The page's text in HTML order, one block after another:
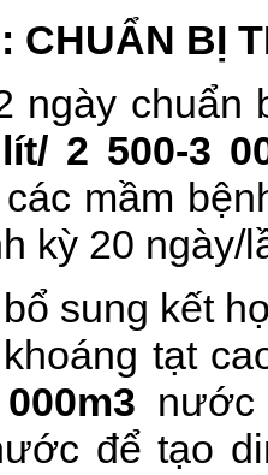
CHUẨN BỊ
ngày chuẩn
2 500-3
mầm
kỳ 20 ngày/
sung kết
tạt
để tạo